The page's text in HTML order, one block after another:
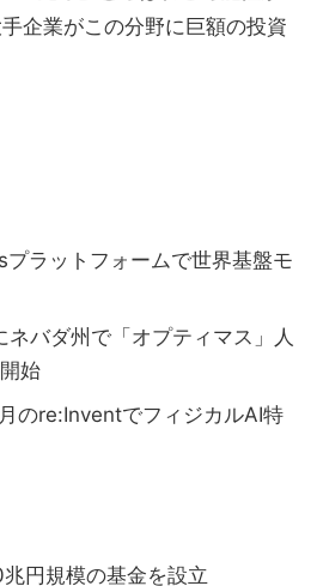
企業がこの分野に巨額の投資
プラットフォームで世界基盤モ
ネバダ州で「オプティマス」人
始
のre:InventでフィジカルAI特
円規模の基金を設立